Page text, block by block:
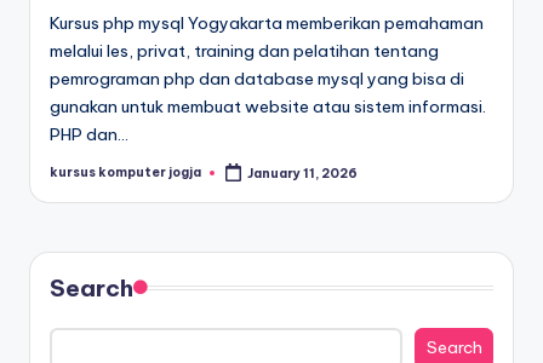
Kursus php mysql Yogyakarta memberikan pemahaman
melalui les, privat, training dan pelatihan tentang
pemrograman php dan database mysql yang bisa di
gunakan untuk membuat website atau sistem informasi.
PHP dan…
kursus komputer jogja January 11, 2026
Search
Search